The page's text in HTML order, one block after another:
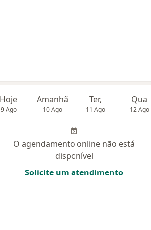
Hoje
9 Ago
Amanhã
10 Ago
Ter,
11 Ago
Qua
12 Ago
O agendamento online não está
disponível
Solicite um atendimento